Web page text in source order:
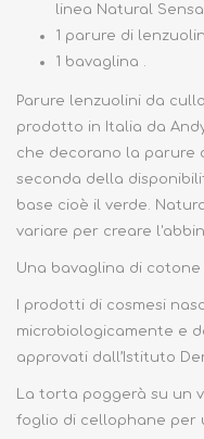
linea Natural
1 parure di
1 bavaglina .
Parure lenzuolini da
prodotto in Italia da
che decorano la parure
seconda della
base cioè il verde.
variare per creare
Una bavaglina di cotone
I prodotti di cosmesi
microbiologicamente e
approvati dall’Istituto
La torta poggerà su un
foglio di cellophane per